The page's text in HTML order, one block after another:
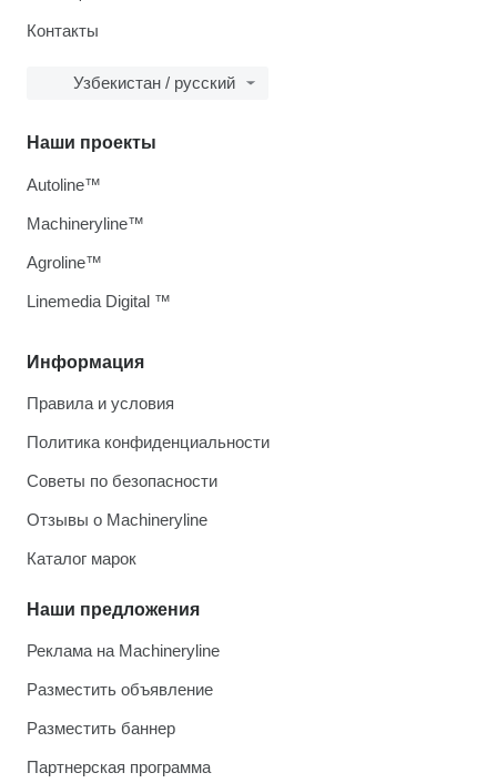
Контакты
Узбекистан / русский
Информация
Правила и условия
Политика конфиденциальности
Советы по безопасности
Отзывы о Machineryline
Каталог марок
Наши предложения
Реклама на Machineryline
Разместить объявление
Разместить баннер
Партнерская программа
Наши проекты
Autoline™
Machineryline™
Agroline™
Linemedia Digital ™